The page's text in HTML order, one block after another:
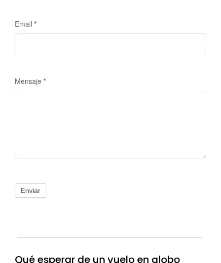
Madrid
Tours
Email *
Mensaje *
Enviar
Qué esperar de un vuelo en globo